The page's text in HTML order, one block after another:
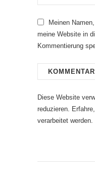
Meinen
meine Website in
Kommentierung
Diese Website
reduzieren.
verarbeitet werden.